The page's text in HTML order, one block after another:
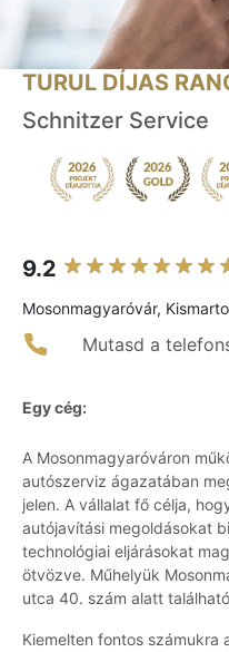
TURUL DÍJAS
Schnitzer Service
9.2
Mosonmagyaróvár,
Mutasd a
Egy cég:
A Mosonmagyaróváron
autószerviz ágazatában
jelen. A vállalat fő célja,
autójavítási megoldásokat
technológiai eljárásokat
ötvözve. Műhelyük
utca 40. szám alatt
Kiemelten fontos számukra